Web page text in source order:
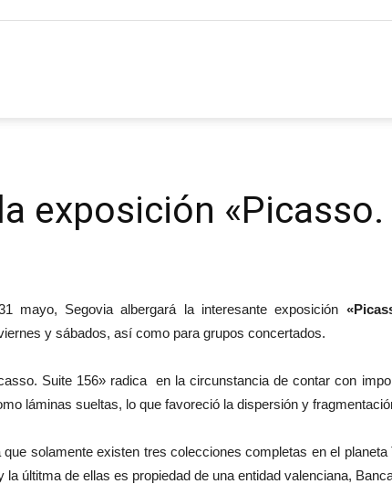
exposición
Segovia albergará la interesante exposición
y sábados, así como para grupos concertados.
Suite 156» radica en la circunstancia de contar con
láminas sueltas, lo que favoreció la dispersión y
que solamente existen tres colecciones completas en el
últitma de ellas es propiedad de una entidad valenciana,